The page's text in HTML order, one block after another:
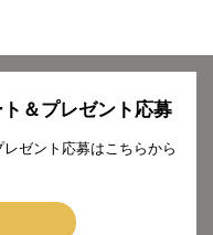
＆プレゼント応募
ゼント応募はこちらから